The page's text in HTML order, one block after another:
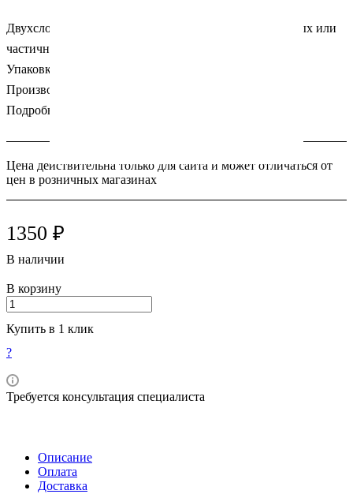
Двухслойные акриловые зубы для изготовления полных или
частичных съемных протезов
Упаковка
Производитель: Huge Dent (Китай).
Подробности
Цена действительна только для сайта и может отличаться от
цен в розничных магазинах
1350 ₽
В наличии
В корзину
Купить в 1 клик
?
Требуется консультация специалиста
Описание
Оплата
Доставка